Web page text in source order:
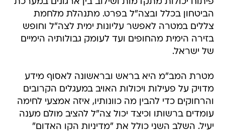
הביטחון בכלל ובצה"ל בפרט. מתנהלת מלחמת
צללים במטרה לאפשר עליונות ימית לצה"ל וחופש
בזירה הימית מהחופים ועד לעומק גבולותיה הימיים
של ישראל.
מטרת המב"מ היא בראש ובראשונה לאסוף מידע
מדויק על פעילות ויכולות האויב במעגלים הקרובים
והרחוקים כדי להבין מה כוונותיו, איזה אמצעי לחימה
עומדים ברשותו וכיצד יכול צה"ל להציב מולם מענה
יעיל. השלב השני כולל את "מדיניות הקו האדום"